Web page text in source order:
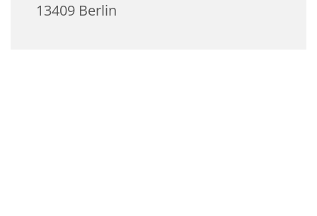
13409 Berlin